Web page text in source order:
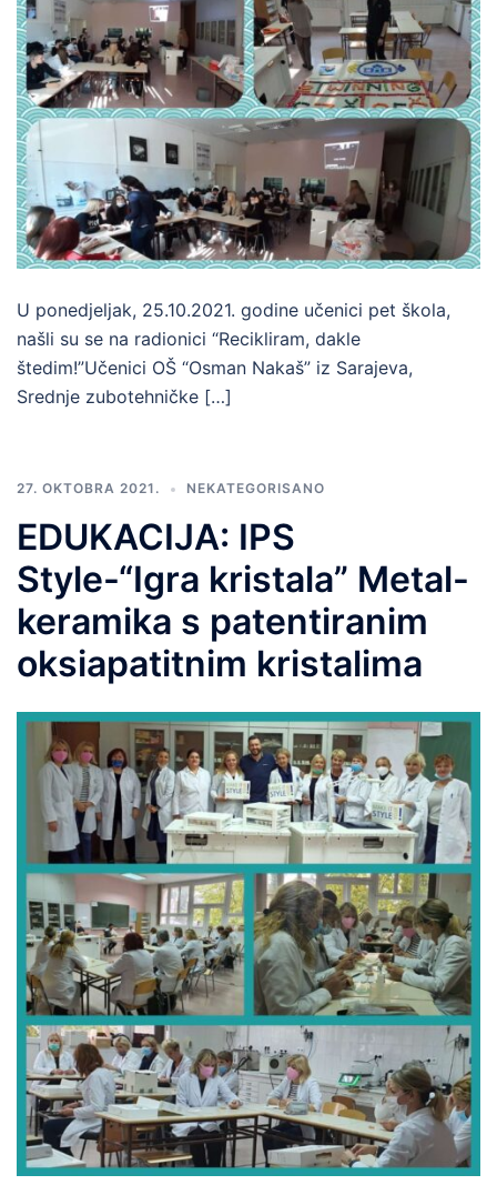
U ponedjeljak, 25.10.2021. godine učenici pet škola,
našli su se na radionici “Recikliram, dakle
štedim!”Učenici OŠ “Osman Nakaš” iz Sarajeva,
Srednje zubotehničke […]
27. OKTOBRA 2021. NEKATEGORISANO
EDUKACIJA: IPS
Style-“Igra kristala” Metal-
keramika s patentiranim
oksiapatitnim kristalima